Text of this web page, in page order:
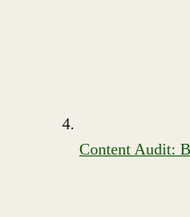
Content Audit: